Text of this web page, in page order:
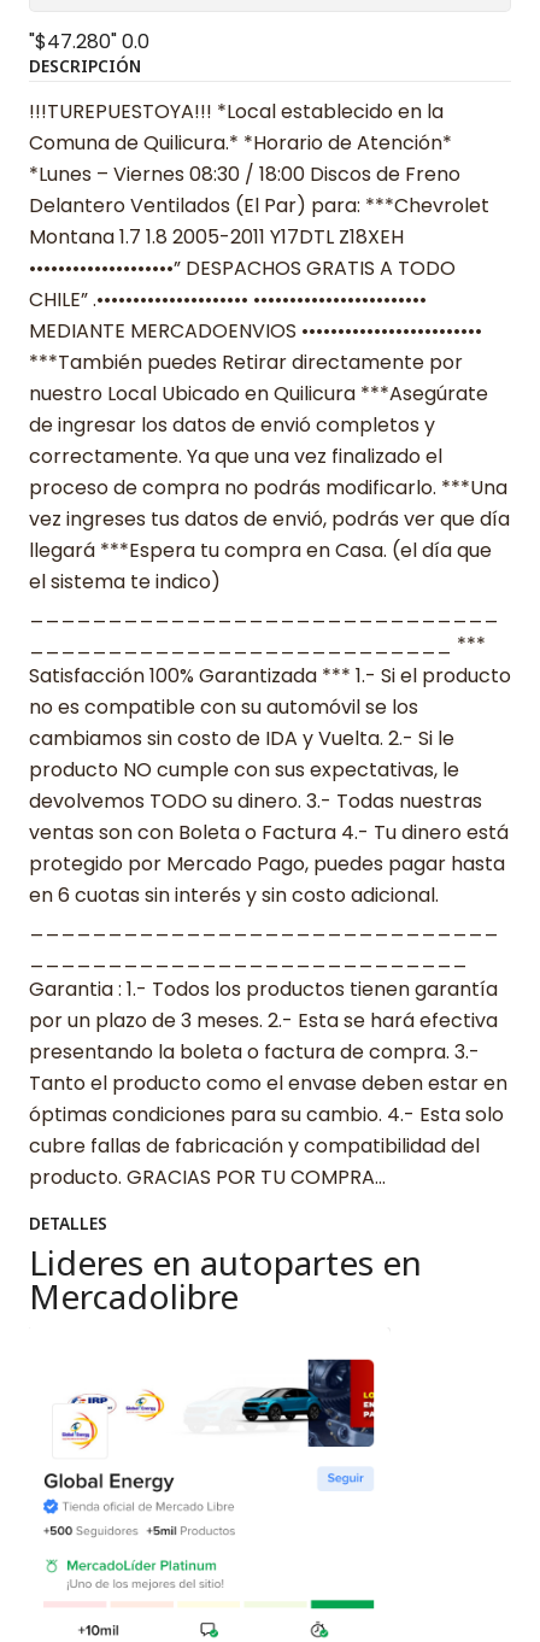
"$47.280"0.0
DESCRIPCIÓN
!!!TUREPUESTOYA!!! *Local establecido en la
Comuna de Quilicura.* *Horario de Atención*
*Lunes – Viernes 08:30 / 18:00 Discos de Freno
Delantero Ventilados (El Par) para: ***Chevrolet
Montana 1.7 1.8 2005-2011 Y17DTL Z18XEH
••••••••••••••••••••” DESPACHOS GRATIS A TODO
CHILE” .••••••••••••••••••••• ••••••••••••••••••••••••
MEDIANTE MERCADOENVIOS •••••••••••••••••••••••••
***También puedes Retirar directamente por
nuestro Local Ubicado en Quilicura ***Asegúrate
de ingresar los datos de envió completos y
correctamente. Ya que una vez finalizado el
proceso de compra no podrás modificarlo. ***Una
vez ingreses tus datos de envió, podrás ver que día
llegará ***Espera tu compra en Casa. (el día que
el sistema te indico)
___________________________ ***
Satisfacción 100% Garantizada *** 1.- Si el producto
no es compatible con su automóvil se los
cambiamos sin costo de IDA y Vuelta. 2.- Si le
producto NO cumple con sus expectativas, le
devolvemos TODO su dinero. 3.- Todas nuestras
ventas son con Boleta o Factura 4.- Tu dinero está
protegido por Mercado Pago, puedes pagar hasta
en 6 cuotas sin interés y sin costo adicional.
Garantia : 1.- Todos los productos tienen garantía
por un plazo de 3 meses. 2.- Esta se hará efectiva
presentando la boleta o factura de compra. 3.-
Tanto el producto como el envase deben estar en
óptimas condiciones para su cambio. 4.- Esta solo
cubre fallas de fabricación y compatibilidad del
producto. GRACIAS POR TU COMPRA…
DETALLES
Lideres en autopartes en
Mercadolibre